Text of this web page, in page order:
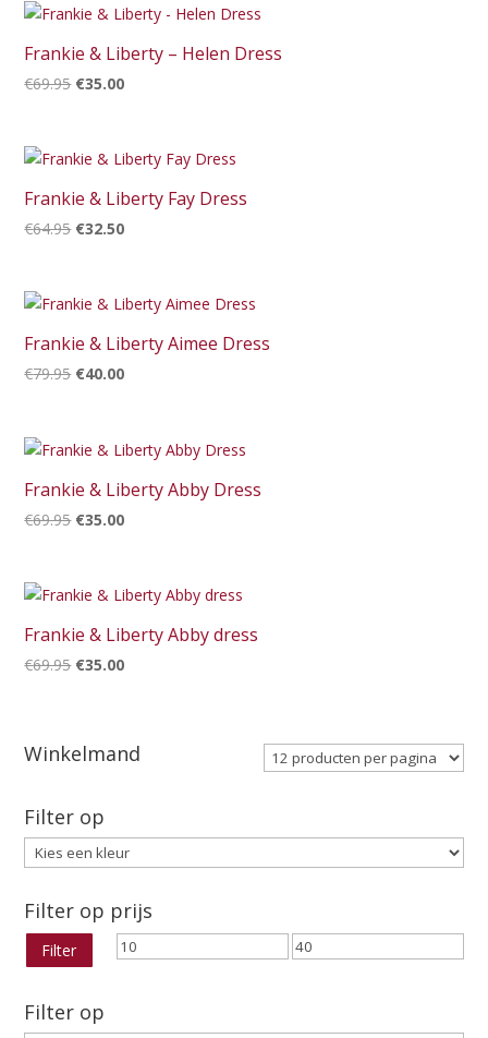
€39.95.€15.00.
Frankie & Liberty – Helen Dress
€69.95 Oorspronkelijke
€69.95.
€35.00Huidige
€35.00.
Frankie & Liberty Fay Dress
€64.95 Oorspronkelijke
€64.95.
€32.50Huidige
€32.50.
Frankie & Liberty Aimee Dress
€79.95 Oorspronkelijke
€79.95.
€40.00Huidige
€40.00.
Frankie & Liberty Abby Dress
€69.95 Oorspronkelijke
€69.95.
€35.00Huidige
€35.00.
Frankie & Liberty Abby dress
€69.95 Oorspronkelijke
€35.00Huidige
Winkelmand
Filter op
Filter op prijs
Min.
Max.
Filter
Filter op